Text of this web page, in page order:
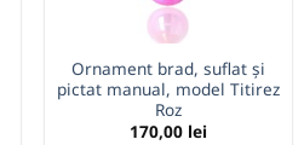
Ornament brad, suflat și
pictat manual, model Titirez
Roz
170,00 lei